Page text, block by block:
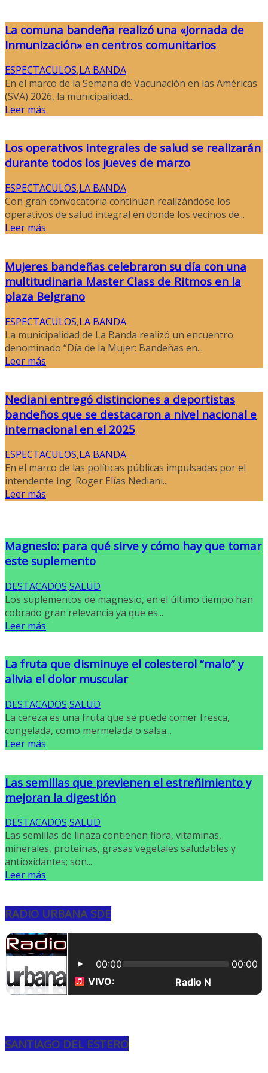
La comuna bandeña realizó una «Jornada de
Inmunización» en centros comunitarios
ESPECTACULOS,LA BANDA
En el marco de la Semana de Vacunación en las Américas
(SVA) 2026, la municipalidad...
Leer más
Los operativos integrales de salud se realizarán
durante todos los jueves de marzo
ESPECTACULOS,LA BANDA
Con gran convocatoria continúan realizándose los
operativos de salud integral en donde los vecinos de...
Leer más
Mujeres bandeñas celebraron su día con una
multitudinaria Master Class de Ritmos en la
plaza Belgrano
ESPECTACULOS,LA BANDA
La municipalidad de La Banda realizó un encuentro
denominado “Día de la Mujer: Bandeñas en...
Leer más
Nediani entregó distinciones a deportistas
bandeños que se destacaron a nivel nacional e
internacional en el 2025
ESPECTACULOS,LA BANDA
En el marco de las políticas públicas impulsadas por el
intendente Ing. Roger Elías Nediani...
Leer más
Magnesio: para qué sirve y cómo hay que tomar
este suplemento
DESTACADOS,SALUD
Los suplementos de magnesio, en el último tiempo han
cobrado gran relevancia ya que es...
Leer más
La fruta que disminuye el colesterol “malo” y
alivia el dolor muscular
DESTACADOS,SALUD
La cereza es una fruta que se puede comer fresca,
congelada, como mermelada o salsa...
Leer más
Las semillas que previenen el estreñimiento y
mejoran la digestión
DESTACADOS,SALUD
Las semillas de linaza contienen fibra, vitaminas,
minerales, proteínas, grasas vegetales saludables y
antioxidantes; son...
Leer más
RADIO URBANA SDE
SANTIAGO DEL ESTERO